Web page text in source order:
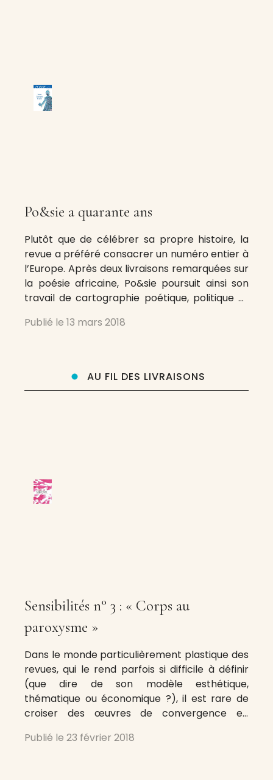
Po&sie a quarante ans
Plutôt que de célébrer sa propre histoire, la
revue a préféré consacrer un numéro entier à
l’Europe. Après deux livraisons remarquées sur
la poésie africaine, Po&sie poursuit ainsi son
travail de cartographie poétique, politique et
son éditorial, Michel Deguy trace les grandes
Publié le 13 mars 2018
AU FIL DES LIVRAISONS
Sensibilités n° 3 : « Corps au
paroxysme »
Dans le monde particulièrement plastique des
revues, qui le rend parfois si difficile à définir
(que dire de son modèle esthétique,
thématique ou économique ?), il est rare de
croiser des œuvres de convergence en
multiples traditions qui jalonnent 150 ans
Publié le 23 février 2018